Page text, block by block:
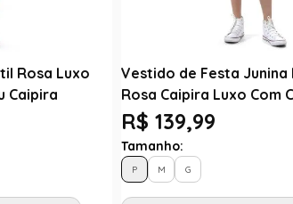
Rosa Luxo
Caipira
Vestido de Festa Junina
Rosa Caipira Luxo Com
R$ 139,99
Tamanho:
P M G